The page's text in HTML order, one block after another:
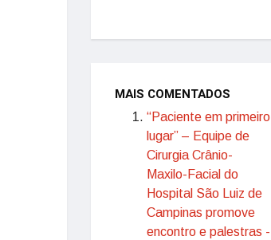
MAIS COMENTADOS
“Paciente em primeiro
lugar” – Equipe de
Cirurgia Crânio-
Maxilo-Facial do
Hospital São Luiz de
Campinas promove
encontro e palestras -